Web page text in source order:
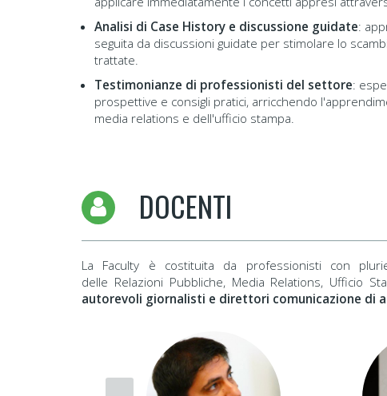
Analisi di Case History e discussione guidate:
seguita da discussioni guidate per stimolare lo
trattate.
Testimonianze di professionisti del settore:
prospettive e consigli pratici, arricchendo
media relations e dell'ufficio stampa.
DOCENTI
La Faculty è costituita da professionisti con
delle Relazioni Pubbliche, Media Relations, Ufficio
autorevoli giornalisti e direttori comunicazione di